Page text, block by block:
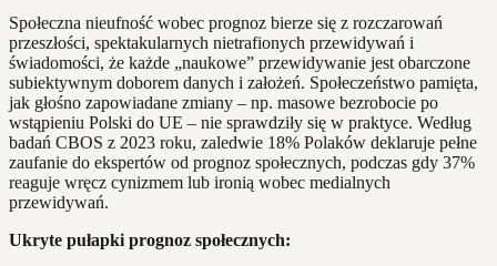
Społeczna nieufność wobec prognoz bierze się z rozczarowań
przeszłości, spektakularnych nietrafionych przewidywań i
świadomości, że każde „naukowe” przewidywanie jest obarczone
subiektywnym doborem danych i założeń. Społeczeństwo pamięta,
jak głośno zapowiadane zmiany – np. masowe bezrobocie po
wstąpieniu Polski do UE – nie sprawdziły się w praktyce. Według
badań CBOS z 2023 roku, zaledwie 18% Polaków deklaruje pełne
zaufanie do ekspertów od prognoz społecznych, podczas gdy 37%
reaguje wręcz cynizmem lub ironią wobec medialnych
przewidywań.
Ukryte pułapki prognoz społecznych: